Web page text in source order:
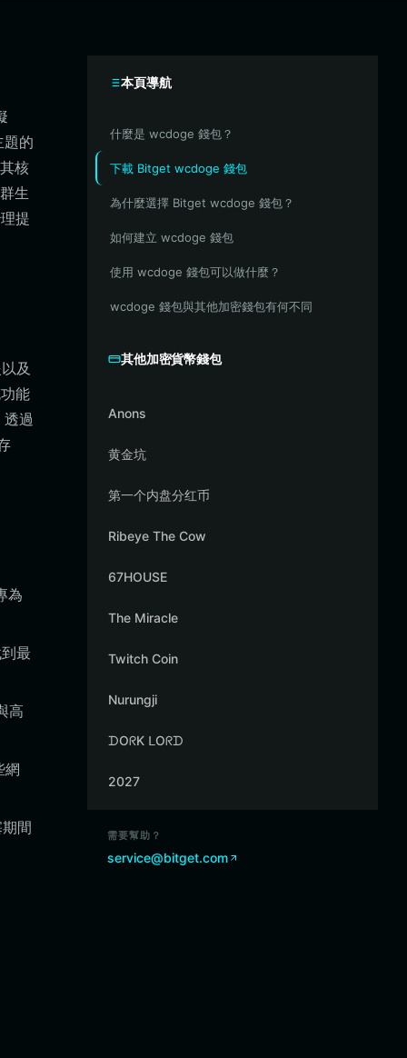
的
核
生
提
及
能
過
為
最
高
網
間
本頁導航
什麼是 wcdoge 錢包？
下載 Bitget wcdoge 錢包
為什麼選擇 Bitget wcdoge 錢包？
如何建立 wcdoge 錢包
使用 wcdoge 錢包可以做什麼？
wcdoge 錢包與其他加密錢包有何不同
其他加密貨幣錢包
Anons
黄金坑
第一个内盘分红币
Ribeye The Cow
67HOUSE
The Miracle
Twitch Coin
Nurungji
ᗪOᖇK ᒪOᖇᗪ
2027
需要幫助？
service@bitget.com